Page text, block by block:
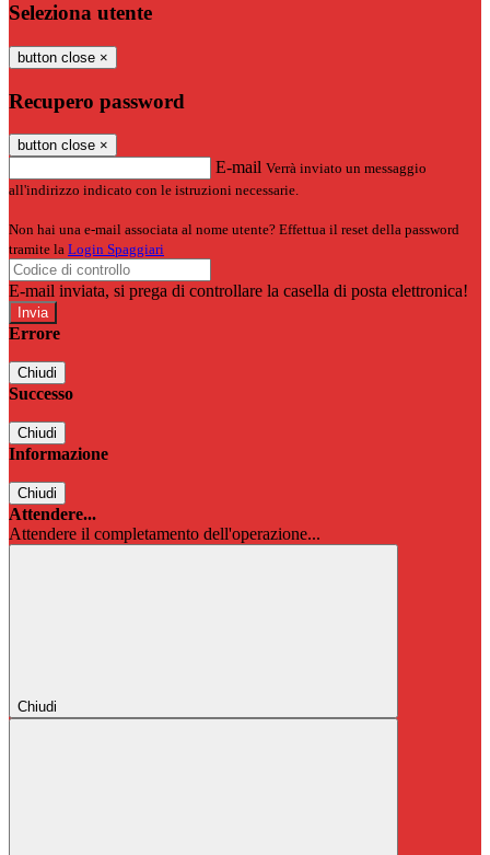
Seleziona utente
button close ×
Recupero password
button close ×
E-mail Verrà inviato un messaggio
all'indirizzo indicato con le istruzioni necessarie.
Non hai una e-mail associata al nome utente? Effettua il reset della password
tramite la Login Spaggiari
E-mail inviata, si prega di controllare la casella di posta elettronica!
Errore
Chiudi
Successo
Chiudi
Informazione
Chiudi
Attendere...
Attendere il completamento dell'operazione...
Chiudi